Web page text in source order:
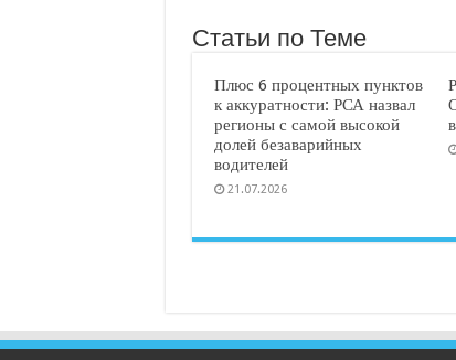
Статьи по Теме
Плюс 6 процентных пунктов
к аккуратности: РСА назвал
регионы с самой высокой
долей безаварийных
водителей
21.07.2026